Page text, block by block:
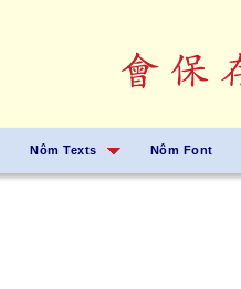
Nôm Texts Nôm Font